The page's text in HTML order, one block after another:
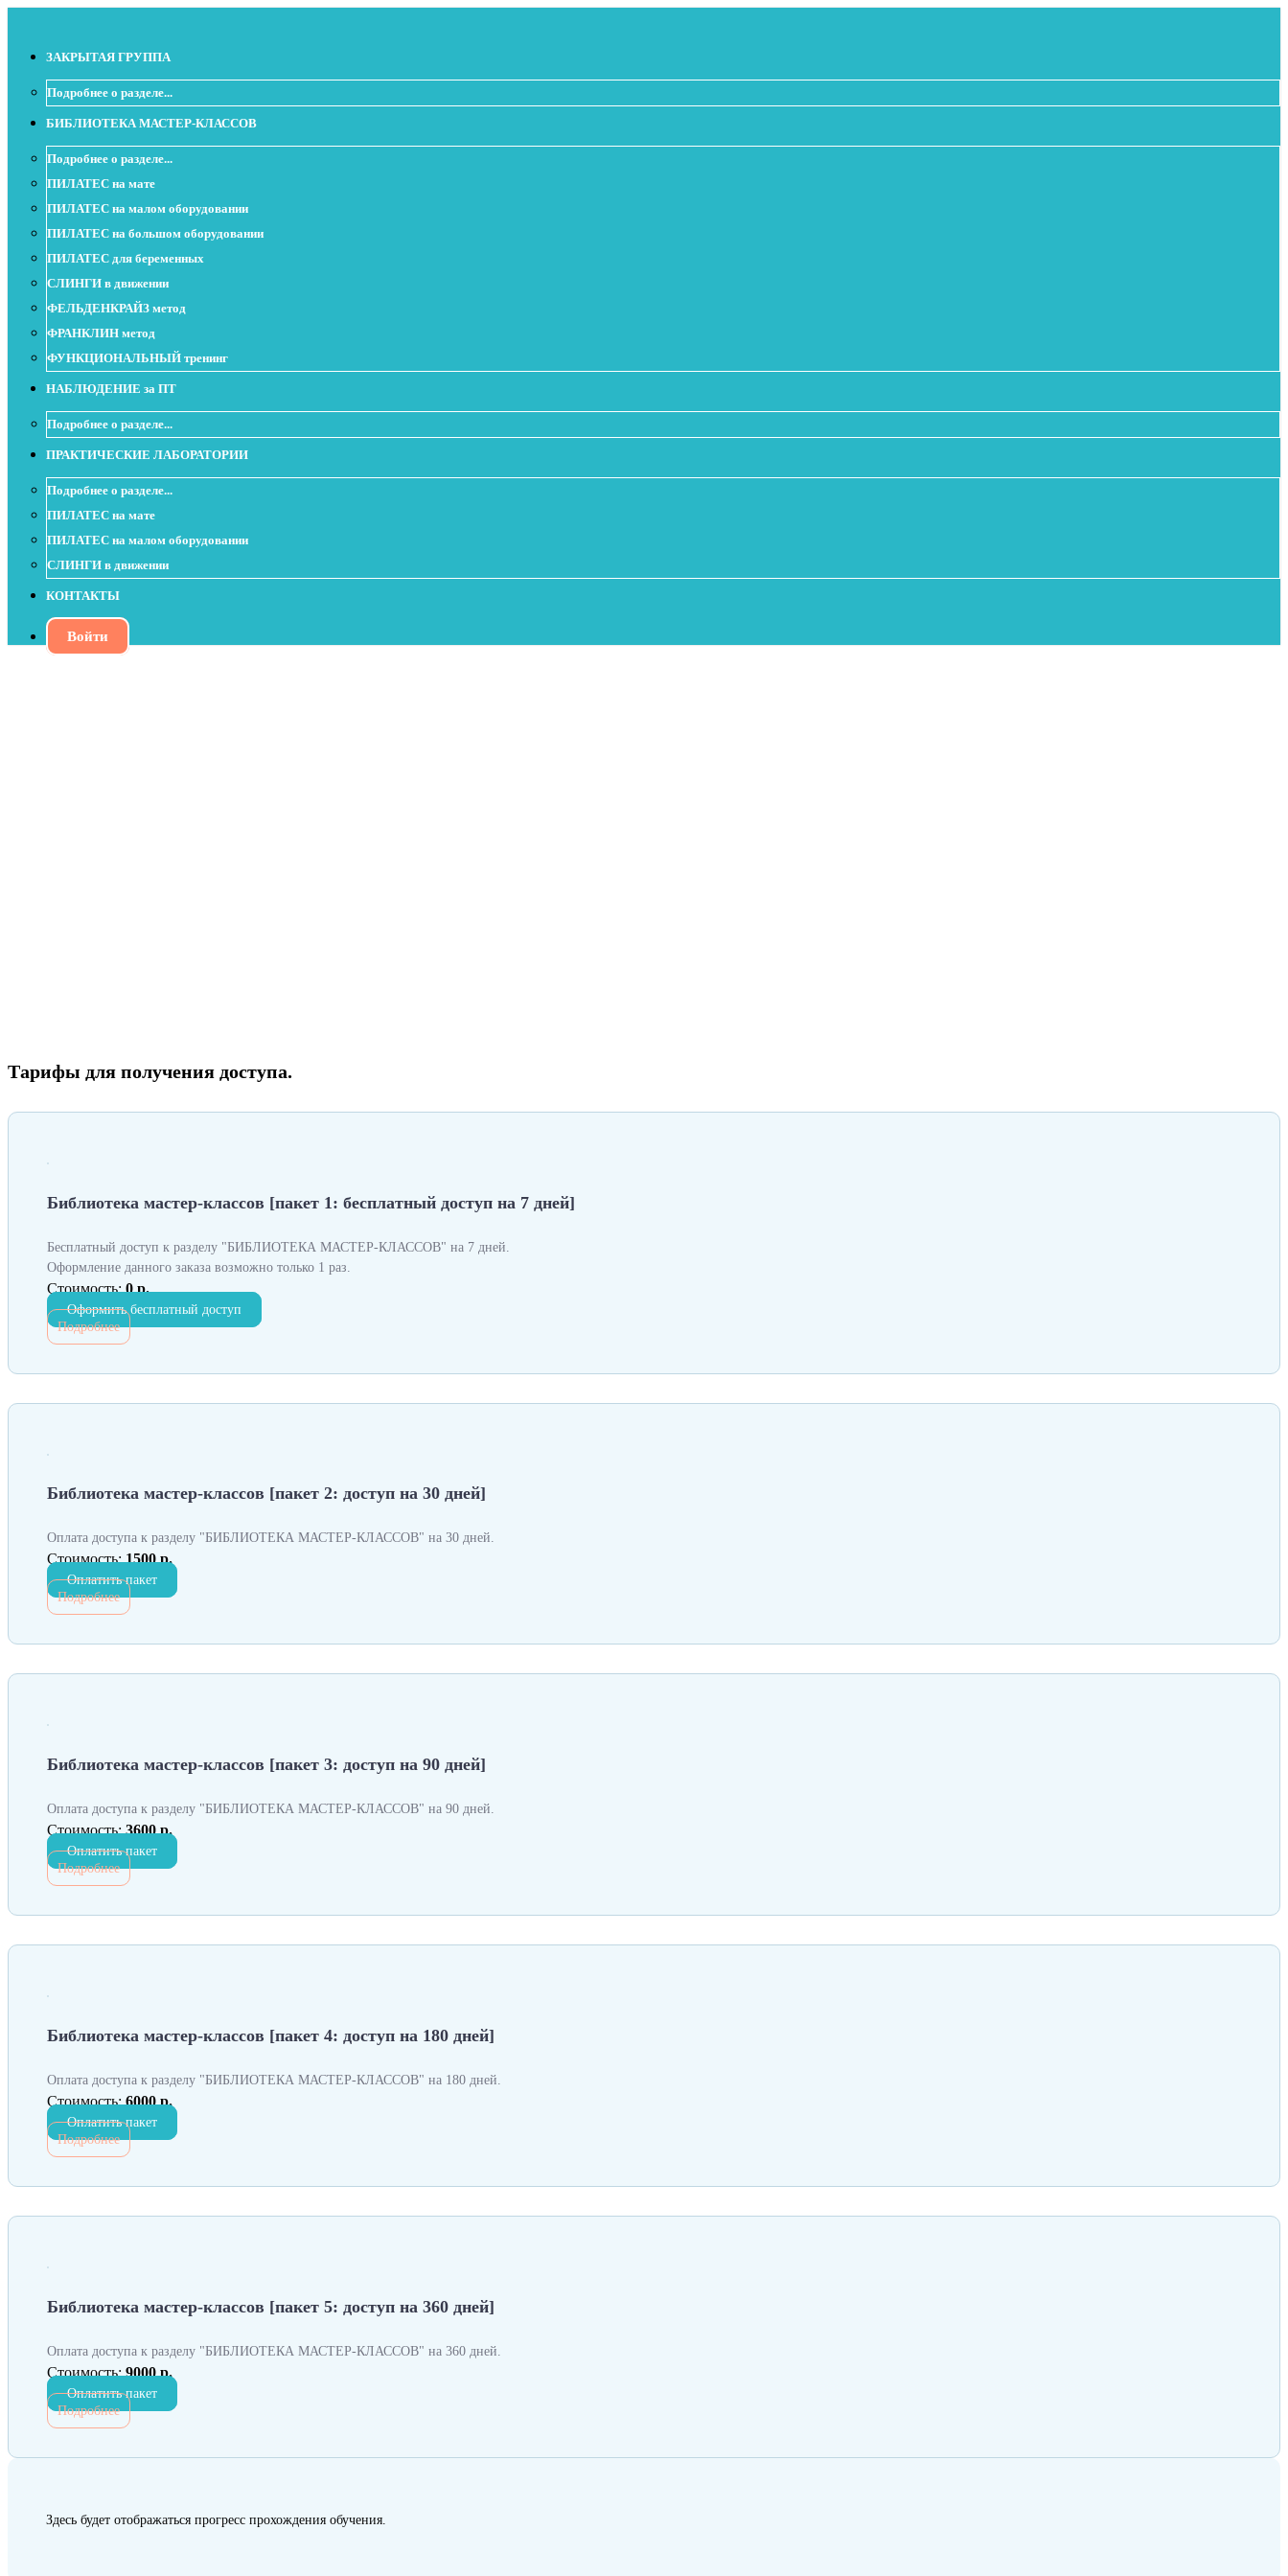
ЗАКРЫТАЯ ГРУППА
Подробнее о разделе...
БИБЛИОТЕКА МАСТЕР-КЛАССОВ
Подробнее о разделе...
ПИЛАТЕС на мате
ПИЛАТЕС на малом оборудовании
ПИЛАТЕС на большом оборудовании
ПИЛАТЕС для беременных
СЛИНГИ в движении
ФЕЛЬДЕНКРАЙЗ метод
ФРАНКЛИН метод
ФУНКЦИОНАЛЬНЫЙ тренинг
НАБЛЮДЕНИЕ за ПТ
Подробнее о разделе...
ПРАКТИЧЕСКИЕ ЛАБОРАТОРИИ
Подробнее о разделе...
ПИЛАТЕС на мате
ПИЛАТЕС на малом оборудовании
СЛИНГИ в движении
КОНТАКТЫ
Войти
Тарифы для получения доступа.
Библиотека мастер-классов [пакет 1: бесплатный доступ на 7 дней]
Бесплатный доступ к разделу "БИБЛИОТЕКА МАСТЕР-КЛАССОВ" на 7 дней.
Оформление данного заказа возможно только 1 раз.
Стоимость: 0 р.
Оформить бесплатный доступ
Подробнее
Библиотека мастер-классов [пакет 2: доступ на 30 дней]
Оплата доступа к разделу "БИБЛИОТЕКА МАСТЕР-КЛАССОВ" на 30 дней.
Стоимость: 1500 р.
Оплатить пакет
Подробнее
Библиотека мастер-классов [пакет 3: доступ на 90 дней]
Оплата доступа к разделу "БИБЛИОТЕКА МАСТЕР-КЛАССОВ" на 90 дней.
Стоимость: 3600 р.
Оплатить пакет
Подробнее
Библиотека мастер-классов [пакет 4: доступ на 180 дней]
Оплата доступа к разделу "БИБЛИОТЕКА МАСТЕР-КЛАССОВ" на 180 дней.
Стоимость: 6000 р.
Оплатить пакет
Подробнее
Библиотека мастер-классов [пакет 5: доступ на 360 дней]
Оплата доступа к разделу "БИБЛИОТЕКА МАСТЕР-КЛАССОВ" на 360 дней.
Стоимость: 9000 р.
Оплатить пакет
Подробнее
Здесь будет отображаться прогресс прохождения обучения.